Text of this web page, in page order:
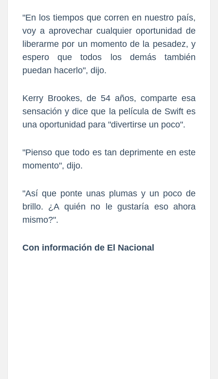
"En los tiempos que corren en nuestro país,
voy a aprovechar cualquier oportunidad de
liberarme por un momento de la pesadez, y
espero que todos los demás también
puedan hacerlo", dijo.
Kerry Brookes, de 54 años, comparte esa
sensación y dice que la película de Swift es
una oportunidad para "divertirse un poco".
"Pienso que todo es tan deprimente en este
momento", dijo.
"Así que ponte unas plumas y un poco de
brillo. ¿A quién no le gustaría eso ahora
mismo?".
Con información de El Nacional